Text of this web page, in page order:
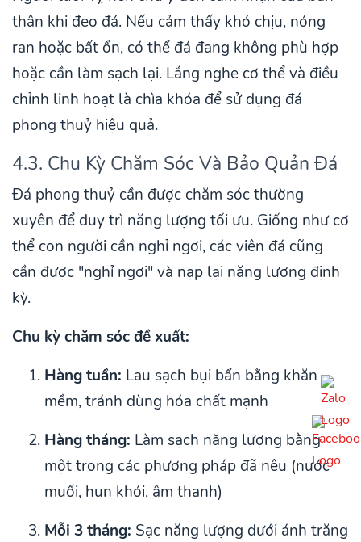
thân khi đeo đá. Nếu cảm thấy khó chịu, nóng
ran hoặc bất ổn, có thể đá đang không phù hợp
hoặc cần làm sạch lại. Lắng nghe cơ thể và điều
chỉnh linh hoạt là chìa khóa để sử dụng đá
phong thuỷ hiệu quả.
4.3. Chu Kỳ Chăm Sóc Và Bảo Quản Đá
Đá phong thuỷ cần được chăm sóc thường
xuyên để duy trì năng lượng tối ưu. Giống như cơ
thể con người cần nghỉ ngơi, các viên đá cũng
cần được "nghỉ ngơi" và nạp lại năng lượng định
kỳ.
Chu kỳ chăm sóc đề xuất:
Hàng tuần: Lau sạch bụi bẩn bằng khăn
mềm, tránh dùng hóa chất mạnh
Hàng tháng: Làm sạch năng lượng bằng
một trong các phương pháp đã nêu (nước
muối, hun khói, âm thanh)
Mỗi 3 tháng: Sạc năng lượng dưới ánh trăng